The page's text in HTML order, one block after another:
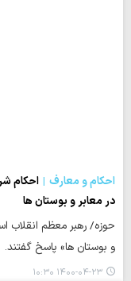
احکام و معارف
احکام
در معابر و بوستان ها
حوزه/ رهبر معظم انقلاب
و بوستان ها» پاسخ گفتند.
۱۴۰۰-۰۴-۲۳ ۱۰:۳۰